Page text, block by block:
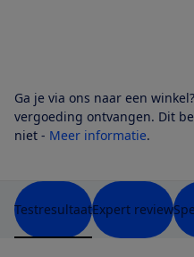
Ga je via ons naar een
vergoeding ontvangen. Dit
niet - Meer informatie.
TestresultaatExpert review